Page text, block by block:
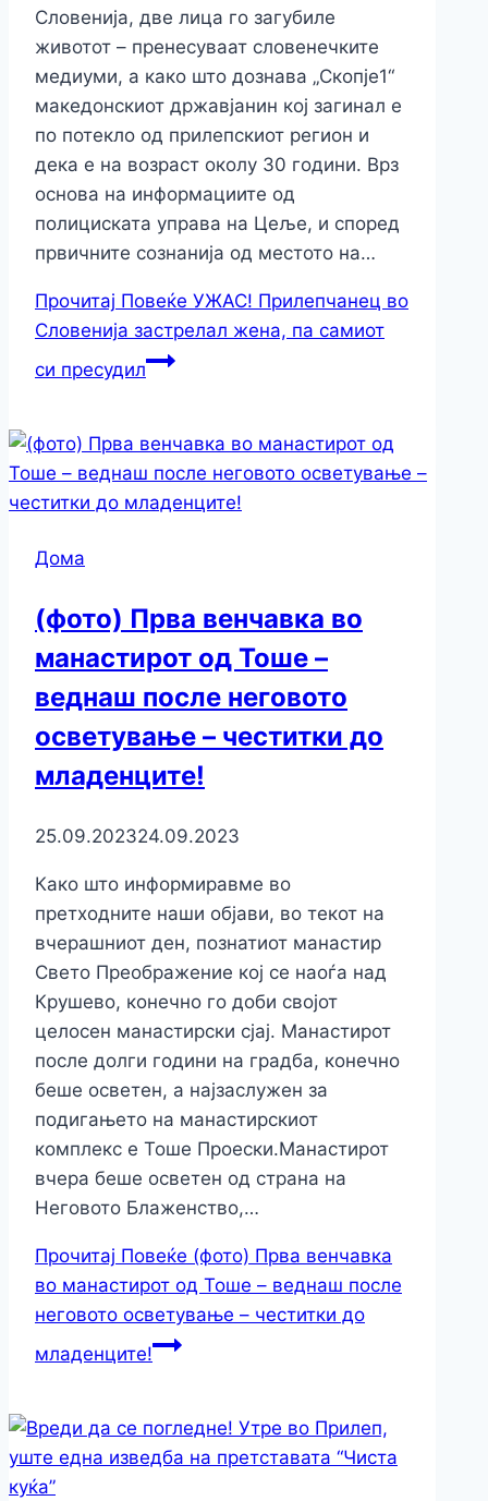
Словенија, две лица го загубиле
животот – пренесуваат словенечките
медиуми, а како што дознава „Скопје1“
македонскиот државјанин кој загинал е
по потекло од прилепскиот регион и
дека е на возраст околу 30 години. Врз
основа на информациите од
полициската управа на Цеље, и според
првичните сознанија од местото на…
Прочитај Повеќе УЖАС! Прилепчанец во
Словенија застрелал жена, па самиот
си пресудил
Дома
(фото) Прва венчавка во
манастирот од Тоше –
веднаш после неговото
осветување – честитки до
младенците!
25.09.202324.09.2023
Како што информиравме во
претходните наши објави, во текот на
вчерашниот ден, познатиот манастир
Свето Преображение кој се наоѓа над
Крушево, конечно го доби својот
целосен манастирски сјај. Манастирот
после долги години на градба, конечно
беше осветен, а најзаслужен за
подигањето на манастирскиот
комплекс е Тоше Проески.Манастирот
вчера беше осветен од страна на
Неговото Блаженство,…
Прочитај Повеќе (фото) Прва венчавка
во манастирот од Тоше – веднаш после
неговото осветување – честитки до
младенците!